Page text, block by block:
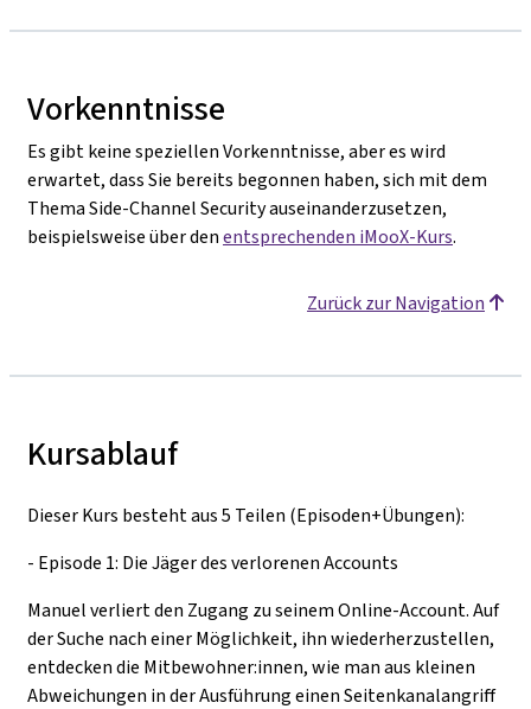
Vorkenntnisse
Es gibt keine speziellen Vorkenntnisse, aber es wird
erwartet, dass Sie bereits begonnen haben, sich mit dem
Thema Side-Channel Security auseinanderzusetzen,
beispielsweise über denentsprechenden iMooX-Kurs.
Zurück zur Navigation
Kursablauf
Dieser Kurs besteht aus 5 Teilen (Episoden+Übungen):
- Episode 1: Die Jäger des verlorenen Accounts
Manuel verliert den Zugang zu seinem Online-Account. Auf
der Suche nach einer Möglichkeit, ihn wiederherzustellen,
entdecken die Mitbewohner:innen, wie man aus kleinen
Abweichungen in der Ausführung einen Seitenkanalangriff